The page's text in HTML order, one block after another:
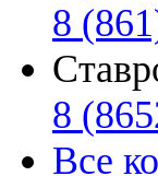
8
8
Все